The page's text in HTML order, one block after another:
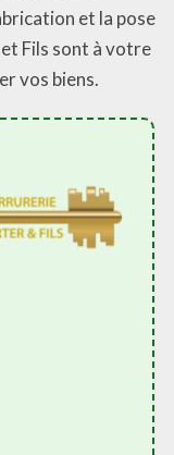
et la pose
Fils sont à votre
vos biens.